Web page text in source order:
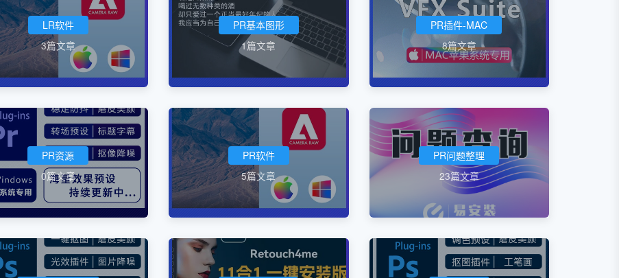
LR软件
3篇文章
PR基本图形
1篇文章
PR插件-MAC
8篇文章
PR资源
0篇文章
PR软件
5篇文章
PR问题整理
23篇文章